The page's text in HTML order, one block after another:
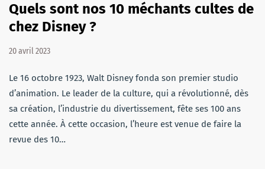
Quels sont nos 10 méchants cultes de
chez Disney ?
20 avril 2023
Le 16 octobre 1923, Walt Disney fonda son premier studio
d’animation. Le leader de la culture, qui a révolutionné, dès
sa création, l’industrie du divertissement, fête ses 100 ans
cette année. À cette occasion, l’heure est venue de faire la
revue des 10…